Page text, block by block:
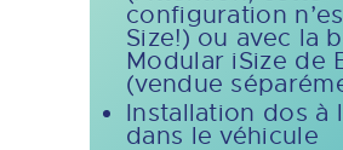
configuration
Size!) ou avec la
Modular iSize de
(vendue
Installation dos à
dans le véhicule